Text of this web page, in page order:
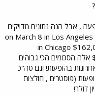
$180,000 on March 8 in Los
in Chicago
$151,000 on March 9 in Oakland אלה הסכומים הכי גבוהים
בהופעות! וגם סה"כ
(פוסטרים , חולצות